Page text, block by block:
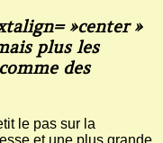
»center »
plus les
des
le pas sur la
et une plus grande